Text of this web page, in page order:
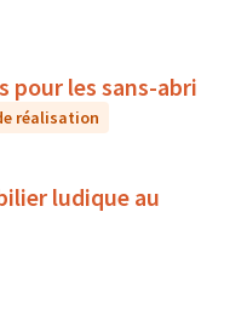
pour les sans-abri
réalisation
ludique au